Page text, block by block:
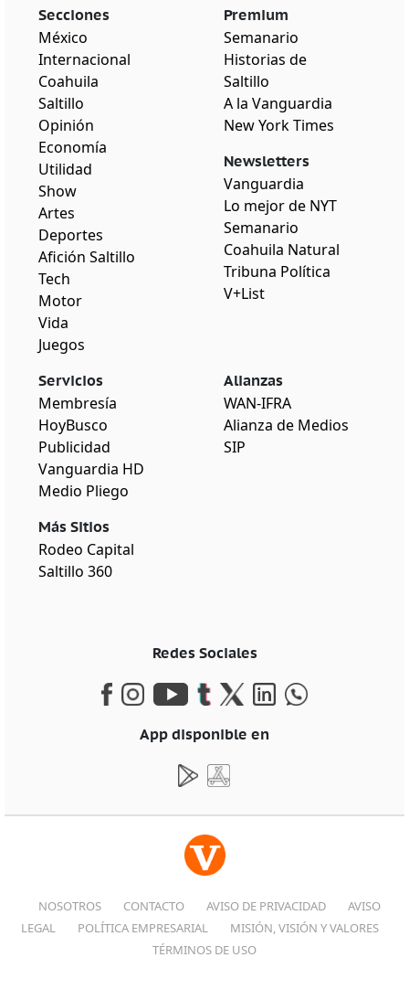
Secciones
México
Internacional
Coahuila
Saltillo
Opinión
Economía
Utilidad
Show
Artes
Deportes
Afición Saltillo
Tech
Motor
Vida
Juegos
Premium
Semanario
Historias de
Saltillo
A la Vanguardia
New York Times
Newsletters
Vanguardia
Lo mejor de NYT
Semanario
Coahuila Natural
Tribuna Política
V+List
Servicios
Membresía
HoyBusco
Publicidad
Vanguardia HD
Medio Pliego
Más Sitios
Rodeo Capital
Saltillo 360
Alianzas
WAN-IFRA
Alianza de Medios
SIP
Redes Sociales
App disponible en
NOSOTROS CONTACTO AVISO DE PRIVACIDAD
AVISO
LEGAL
POLÍTICA EMPRESARIAL
MISIÓN, VISIÓN Y VALORES
TÉRMINOS DE USO